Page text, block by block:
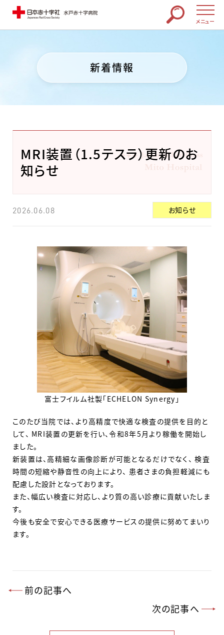
メニュー
新着情報
MRI装置（1.5テスラ）更新のお
知らせ
2026.06.08 お知らせ
富士フイルム社製「ECHELON Synergy」
このたび当院では、より高精度で快適な検査の提供を目的と
して、 MRI装置の更新を行い、令和8年5月より稼働を開始し
ました。
新装置は、高精細な画像診断が可能となるだけでなく、 検査
時間の短縮や静音性の向上により、 患者さまの負担軽減にも
配慮した設計となっております。
また、幅広い検査に対応し、より質の高い診療に貢献いたしま
す。
今後も安全で安心できる医療サービスの提供に努めてまいり
ます。
前の記事へ
次の記事へ